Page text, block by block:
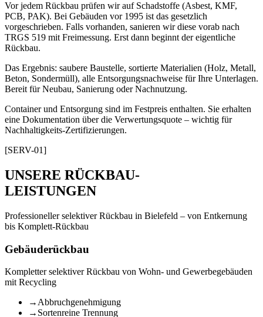
Vor jedem Rückbau prüfen wir auf Schadstoffe (Asbest, KMF,
PCB, PAK). Bei Gebäuden vor 1995 ist das gesetzlich
vorgeschrieben. Falls vorhanden, sanieren wir diese vorab nach
TRGS 519 mit Freimessung. Erst dann beginnt der eigentliche
Rückbau.
Das Ergebnis: saubere Baustelle, sortierte Materialien (Holz, Metall,
Beton, Sondermüll), alle Entsorgungsnachweise für Ihre Unterlagen.
Bereit für Neubau, Sanierung oder Nachnutzung.
Container und Entsorgung sind im Festpreis enthalten. Sie erhalten
eine Dokumentation über die Verwertungsquote – wichtig für
Nachhaltigkeits-Zertifizierungen.
[SERV-01]
UNSERE RÜCKBAU-
LEISTUNGEN
Professioneller selektiver Rückbau in Bielefeld – von Entkernung
bis Komplett-Rückbau
Gebäuderückbau
Kompletter selektiver Rückbau von Wohn- und Gewerbegebäuden
mit Recycling
→ Abbruchgenehmigung
→ Sortenreine Trennung